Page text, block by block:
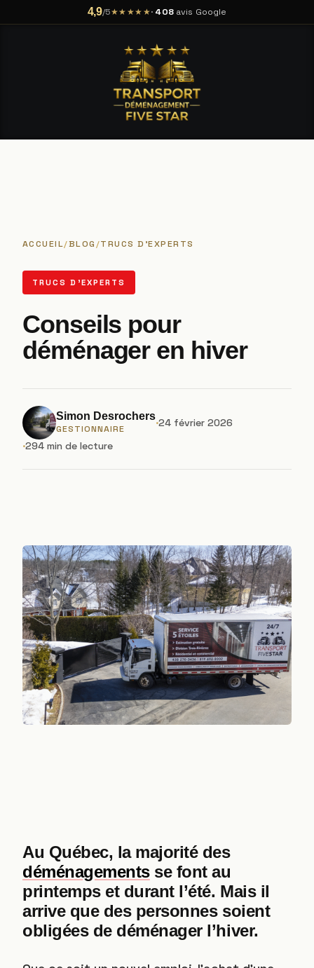
4,9/5★★★★★· 408avis Google
ACCUEIL/BLOG/TRUCS D'EXPERTS
TRUCS D'EXPERTS
Conseils pour
déménager en hiver
Simon Desrochers
GESTIONNAIRE
24 février 2026
294 min de lecture
Au Québec, la majorité des
déménagementsse font au
printemps et durant l’été. Mais il
arrive que des personnes soient
obligées de déménager l’hiver.